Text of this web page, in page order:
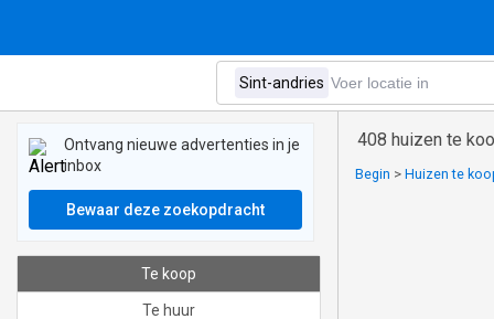
408 huizen te
Begin > Huizen te
Ontvang nieuwe advertenties in je
inbox
Bewaar deze zoekopdracht
Te koop
Te huur